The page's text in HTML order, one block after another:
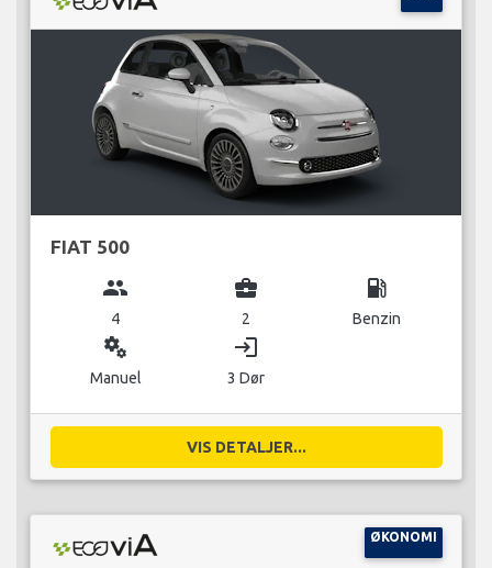
FIAT 500
group
4
business_center
2
local_gas_station
Benzin
miscellaneous_services
Manuel
login
3 Dør
VIS DETALJER...
ØKONOMI